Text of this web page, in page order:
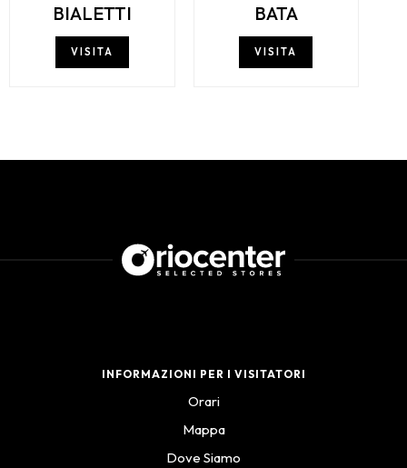
BIALETTI
VISITA
BATA
VISITA
INFORMAZIONI PER I VISITATORI
Orari
Mappa
Dove Siamo